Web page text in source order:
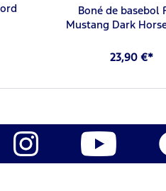
Boné de basebol
Mustang Dark
23,90 €*